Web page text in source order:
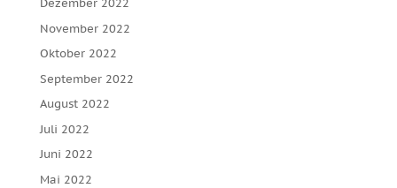
Dezember 2022
November 2022
Oktober 2022
September 2022
August 2022
Juli 2022
Juni 2022
Mai 2022